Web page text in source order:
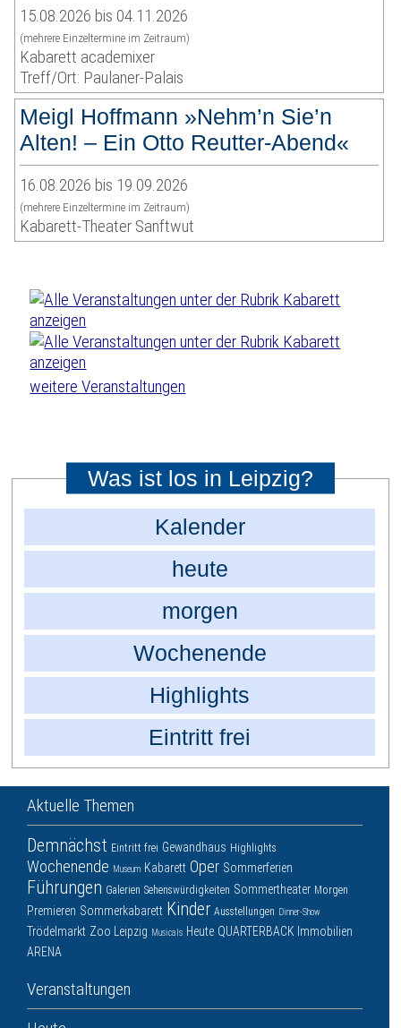
15.08.2026 bis 04.11.2026
(mehrere Einzeltermine im Zeitraum)
Kabarett academixer
Treff/Ort: Paulaner-Palais
Meigl Hoffmann »Nehm’n Sie’n
Alten! – Ein Otto Reutter-Abend«
16.08.2026 bis 19.09.2026
(mehrere Einzeltermine im Zeitraum)
Kabarett-Theater Sanftwut
weitere Veranstaltungen
Was ist los in Leipzig?
Kalender
heute
morgen
Wochenende
Highlights
Eintritt frei
Aktuelle Themen
Demnächst Eintritt frei Gewandhaus Highlights
Wochenende Museum Kabarett Oper Sommerferien
Führungen Galerien Sehenswürdigkeiten Sommertheater Morgen
Premieren Sommerkabarett Kinder Ausstellungen Dinner-Show
Trödelmarkt Zoo Leipzig Musicals Heute QUARTERBACK Immobilien
ARENA
Veranstaltungen